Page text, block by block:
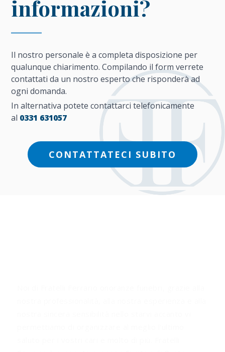
informazioni?
Il nostro personale è a completa disposizione per
qualunque chiarimento. Compilando il form verrete
contattati da un nostro esperto che risponderà ad
ogni domanda.
In alternativa potete contattarci telefonicamente
al 0331 631057
CONTATTATECI SUBITO